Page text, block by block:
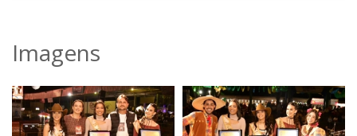
Imagens